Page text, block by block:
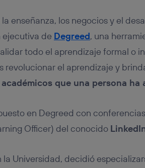
enseñanza, los negocios y el
de Degreed, una
todo el aprendizaje formal o
el aprendizaje y
que una persona ha
en Degreed con
Officer) del conocido
Universidad, decidió